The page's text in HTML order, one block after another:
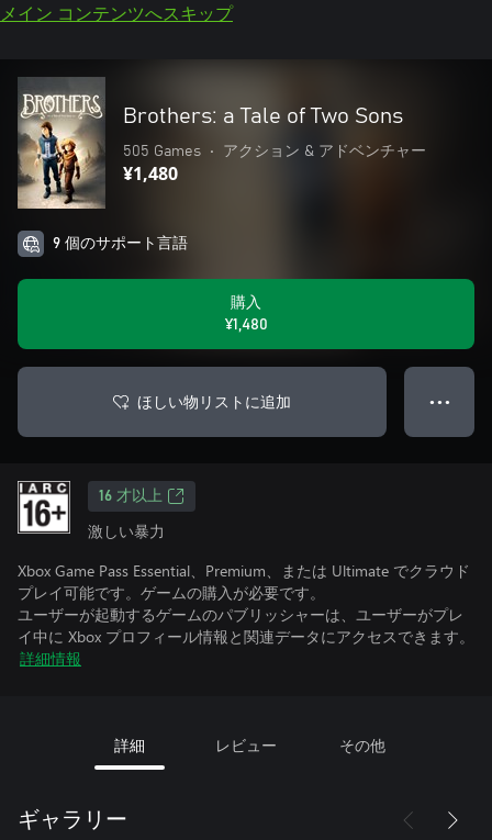
メイン コンテンツへスキップ
Brothers: a Tale of Two Sons
505 Games • アクション & アドベンチャー
¥1,480
9 個のサポート言語
購入
¥1,480
ほしい物リストに追加 ● ● ●
16 才以上
激しい暴力
Xbox Game Pass Essential、Premium、または Ultimate でクラウド
プレイ可能です。ゲームの購入が必要です。
ユーザーが起動するゲームのパブリッシャーは、ユーザーがプレ
イ中に Xbox プロフィール情報と関連データにアクセスできます。
詳細情報
詳細 レビュー その他
ギャラリー